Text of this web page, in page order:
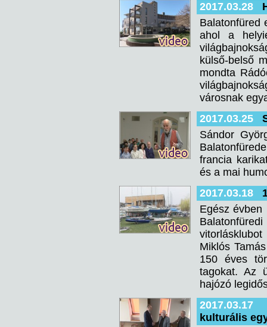
2017.03.28
Balatonfüred
ahol a
külső-belső
mondta
városnak
2017.03.25
Sándor
francia
és a mai
2017.03.18
Egész évben
Miklós
150 éves
tagokat. Az
hajózó
2017.03.17
kulturális